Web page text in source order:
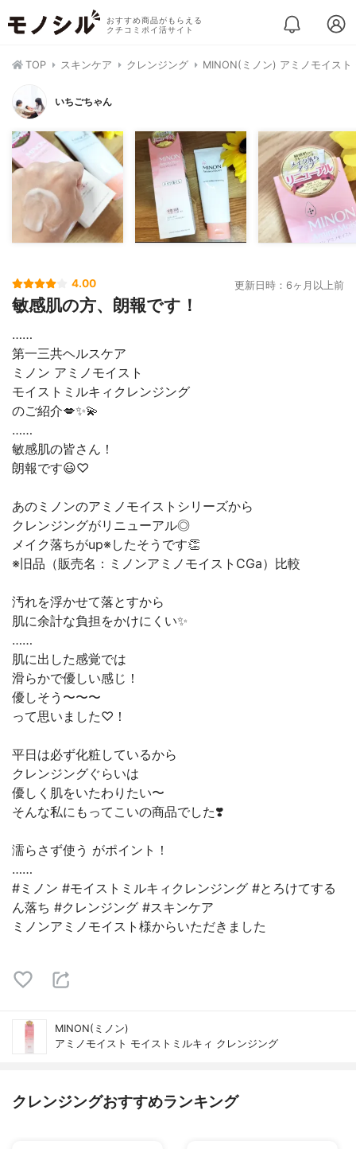
おすすめ商品がもらえる
クチコミポイ活サイト
TOP スキンケア クレンジング MINON(ミノン) アミノモイス
いちごちゃん
4.00 更新日時：6ヶ月以上前
敏感肌の方、朗報です！
……⁡
⁡第一三共ヘルスケア⁡
⁡ミノン アミノモイスト⁡
⁡モイストミルキィクレンジング⁡
⁡のご紹介💋✨💫⁡
⁡……⁡
⁡敏感肌の皆さん！⁡
⁡朗報です😃♡⁡
⁡あのミノンのアミノモイストシリーズから
⁡クレンジングがリニューアル◎⁡
⁡メイク落ちがup※したそうです👏⁡
⁡⁡※旧品（販売名：ミノンアミノモイストCGa）比較⁡
⁡汚れを浮かせて落とすから⁡
⁡肌に余計な負担をかけにくい✨⁡
⁡……⁡
⁡肌に出した感覚では⁡
⁡滑らかで優しい感じ！⁡
⁡優しそう〜〜〜⁡
⁡って思いました♡！⁡
⁡平日は必ず化粧しているから⁡
⁡クレンジングぐらいは⁡
⁡優しく肌をいたわりたい〜⁡
⁡そんな私にもってこいの商品でした❣️⁡
⁡濡らさず使う がポイント！⁡
⁡……⁡
⁡#ミノン #モイストミルキィクレンジング #とろけてする
ん落ち #クレンジング #スキンケア
ミノンアミノモイスト様からいただきました
MINON(ミノン)
アミノモイスト モイストミルキィ クレンジング
クレンジングおすすめランキング